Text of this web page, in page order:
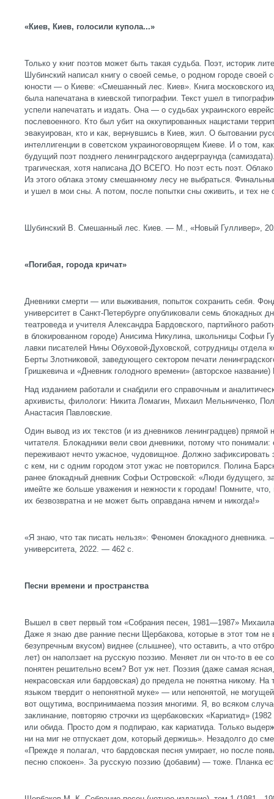
«Киев, Киев, голосили купола...»
Только у книг поэтов может быть такая судьба. Поэт, историк
Шубинский написал книгу о своей семье, о родном городе своей
юности — о Киеве: «Смешанный лес. Киев». Книга московского
была напечатана в киевской типографии. Текст ушел в
успели напечатать и издать. Она — о судьбах украинского
послевоенного. Кто был убит на оккупированных нацистами
эвакуирован, кто и как, вернувшись в Киев, жил. О бытовании
интеллигенции в советском украиноговорящем Киеве. И о том,
будущий поэт позднего ленинградского андерграунда
трагическая, хотя написана ДО ВСЕГО. Но поэт есть поэт.
Из этого облака этому смешанному лесу не выбраться.
и ушел в мои сны. А потом, после попытки сны оживить, и тех не
Шубинский В. Смешанный лес. Киев. — М., «Новый Гулливер»,
«Погибая, города кричат»
Дневники смерти — или выживания, попыток сохранить себя.
университет в Санкт-Петербурге опубликовали семь блокадных
театроведа и учителя Александра Бардовского, партийного
в блокированном городе) Анисима Никулина, школьницы Софьи
лавки писателей Нины Обуховой-Духовской, сотрудницы отдела
Берты Злотниковой, заведующего сектором печати
Гришкевича и «Дневник голодного времени» (авторское
Над изданием работали и снабдили его справочным и
архивисты, филологи: Никита Ломагин, Михаил Мельниченко,
Анастасия Павловские.
Один вывод из их текстов (и из дневников ленинградцев) прямой
читателя. Блокадники вели свои дневники, потому что понимали:
переживают нечто ужасное, чудовищное. Должно зафиксировать
с кем, ни с одним городом этот ужас не повторился. Полина
ранее блокадный дневник Софьи Островской: «Люди будущего,
имейте же больше уважения и нежности к городам! Помните, что,
их безвозвратна и не может быть оправдана ничем и никогда!»
«Я знаю, что так писать нельзя»: Феномен блокадного
университета, 2022. — 462 с.
Песни времени и пространства
Вышел в свет первый том «Собрания песен, 1981—1987»
Даже я знаю две ранние песни Щербакова, которые в этот том
безупречным вкусом) виднее (слышнее), что оставить, а что
лет) он наползает на русскую поэзию. Меняет ли он что-то в ее
понятен решительно всем? Вот уж нет. Поэзия (даже самая
некрасовская или бардовская) до предела не понятна никому.
языком твердит о непонятной муке» — или непонятой, не
вот ощутима, воспринимаема поэзия многими. Я, во всяком
заклинание, повторяю строчки из щербаковских «Кариатид»
или обида. Просто дом я подпираю, как кариатида. Только
ни на миг не отпускает дом, который держишь». Незадолго до
«Прежде я полагал, что бардовская песня умирает, но после
песню спокоен». За русскую поэзию (добавим) — тоже. Планка